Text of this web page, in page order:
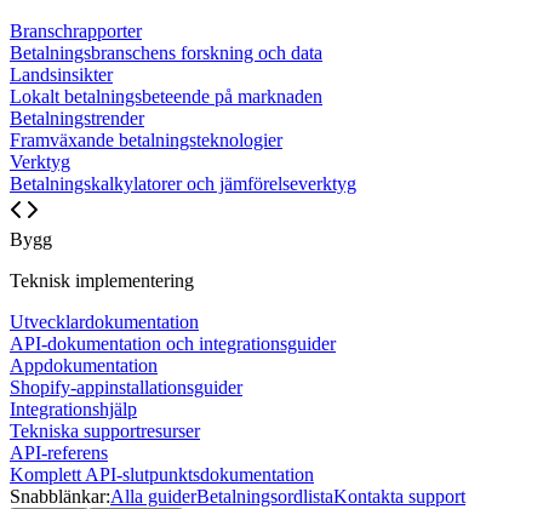
Branschrapporter
Betalningsbranschens forskning och data
Landsinsikter
Lokalt betalningsbeteende på marknaden
Betalningstrender
Framväxande betalningsteknologier
Verktyg
Betalningskalkylatorer och jämförelseverktyg
Bygg
Teknisk implementering
Utvecklardokumentation
API-dokumentation och integrationsguider
Appdokumentation
Shopify-appinstallationsguider
Integrationshjälp
Tekniska supportresurser
API-referens
Komplett API-slutpunktsdokumentation
Snabblänkar:Alla guiderBetalningsordlistaKontakta support